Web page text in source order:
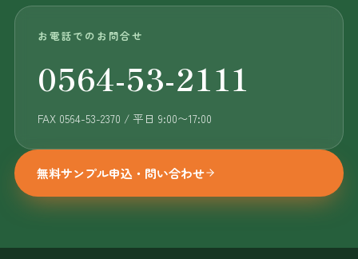
お電話でのお問合せ
0564-53-2111
FAX 0564-53-2370 / 平日 9:00〜17:00
無料サンプル申込・問い合わせ